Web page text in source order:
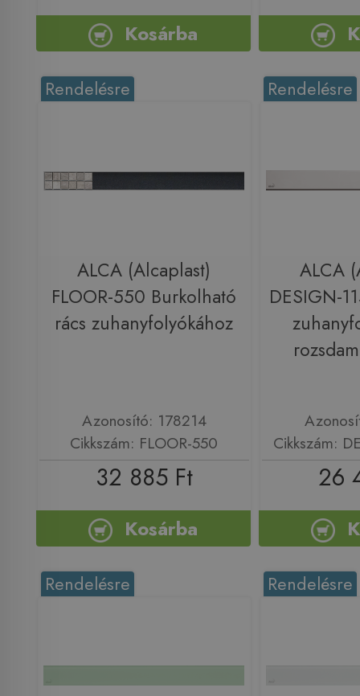
Kosárba
Rendelésre
ALCA (Alcaplast)
FLOOR-550 Burkolható
rács zuhanyfolyókához
Azonosító: 178214
Cikkszám: FLOOR-550
32 885 Ft
Kosárba
Rendelésre
ALCA
DESIGN-
Cikkszám:
26
Rendelésre Rendelésre